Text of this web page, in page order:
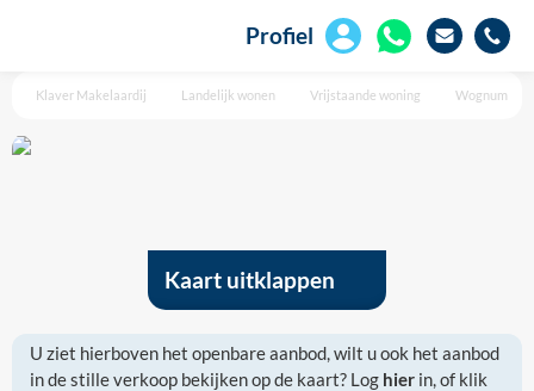
Profiel
Klaver Makelaardij Landelijk wonen Vrijstaande woning Wognum
Kaart uitklappen
U ziet hierboven het openbare aanbod, wilt u ook het aanbod
in de stille verkoop bekijken op de kaart? Log hier in, of klik